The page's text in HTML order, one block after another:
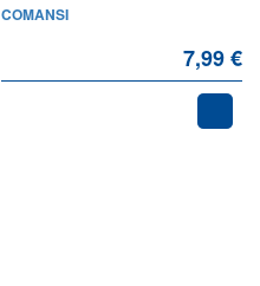
COMANSI
7,99 €